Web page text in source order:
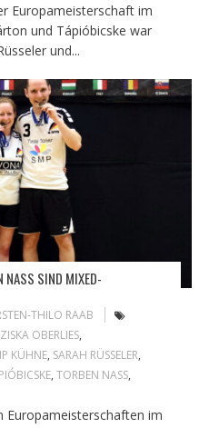
Europameisterschaft im
und Tápióbicske war
und...
NASS SIND MIXED-
THILO RAAB
OBERLIES,
KÜHNE, SARAH RÜSSELER,
, TORBEN NASS,
Europameisterschaften im